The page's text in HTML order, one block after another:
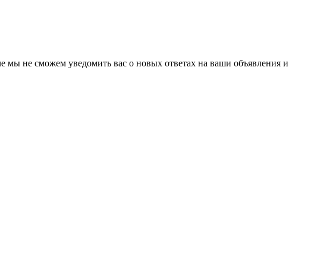
мы не сможем уведомить вас о новых ответах на ваши объявления и